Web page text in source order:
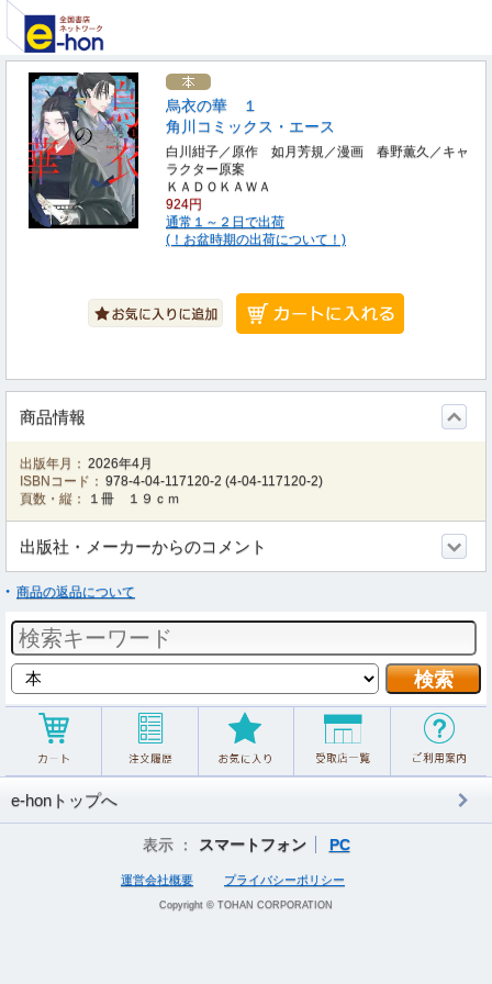
烏衣の華 １
角川コミックス・エース
白川紺子／原作 如月芳規／漫画 春野薫久／キャ
ラクター原案
ＫＡＤＯＫＡＷＡ
924円
通常１～２日で出荷
(！お盆時期の出荷について！)
商品情報
出版年月： 2026年4月
ISBNコード： 978-4-04-117120-2 (4-04-117120-2)
頁数・縦：
１冊 １９ｃｍ
出版社・メーカーからのコメント
商品の返品について
e-honトップへ
表示 ： スマートフォン PC
運営会社概要 プライバシーポリシー
Copyright © TOHAN CORPORATION